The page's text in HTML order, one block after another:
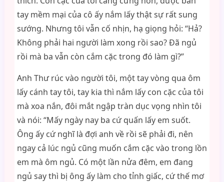
tay mềm mại của cô ấy nắm lấy thật sự rất sung
sướng. Nhưng tôi vẫn cố nhịn, hạ giọng hỏi: “Hả?
Không phải hai người làm xong rồi sao? Đã ngủ
rồi mà ba vẫn còn cắm cặc trong đó làm gì?”
Anh Thư rúc vào người tôi, một tay vòng qua ôm
lấy cánh tay tôi, tay kia thì nắm lấy con cặc của tôi
mà xoa nắn, đôi mắt ngập tràn dục vọng nhìn tôi
và nói: “Mấy ngày nay ba cứ quấn lấy em suốt.
Ông ấy cứ nghĩ là đợi anh về rồi sẽ phải đi, nên
ngay cả lúc ngủ cũng muốn cắm cặc vào trong lồn
em mà ôm ngủ. Có một lần nửa đêm, em đang
ngủ say thì bị ông ấy làm cho tỉnh giấc, cứ thế mơ